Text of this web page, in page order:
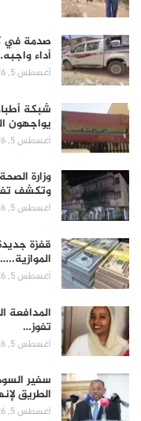
صدمة في
أداء
أغسطس 5, 2026
شبكة
يواجهون
أغسطس 5, 2026
وزارة
وتكشف
أغسطس 5, 2026
قفزة
الموازية..…
أغسطس 5, 2026
المدافعة
تفوز…
أغسطس 5, 2026
سفير
الطريق
أغسطس 5, 2026